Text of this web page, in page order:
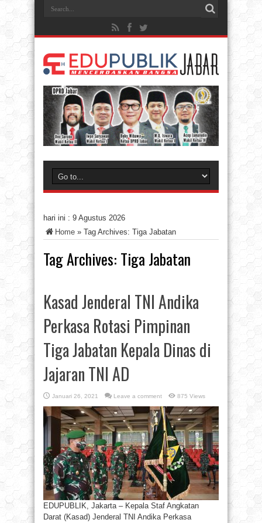
hari ini : 9 Agustus 2026
Home » Tag Archives: Tiga Jabatan
Tag Archives: Tiga Jabatan
Kasad Jenderal TNI Andika
Perkasa Rotasi Pimpinan
Tiga Jabatan Kepala Dinas di
Jajaran TNI AD
Januari 26, 2021 Leave a comment 875 Views
EDUPUBLIK, Jakarta – Kepala Staf Angkatan
Darat (Kasad) Jenderal TNI Andika Perkasa